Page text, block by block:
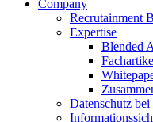
Company
Recrutainment
Expertise
Blended
Datenschutz bei